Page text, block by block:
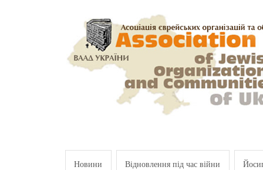
Новини Відновлення під час війни